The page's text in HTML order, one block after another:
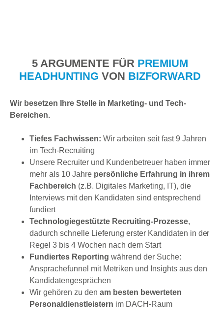
5 ARGUMENTE FÜR PREMIUM
HEADHUNTING VON BIZFORWARD
Wir besetzen Ihre Stelle in Marketing- und Tech-
Bereichen.
Tiefes Fachwissen: Wir arbeiten seit fast 9 Jahren
im Tech-Recruiting
Unsere Recruiter und Kundenbetreuer haben immer
mehr als 10 Jahre persönliche Erfahrung in ihrem
Fachbereich (z.B. Digitales Marketing, IT), die
Interviews mit den Kandidaten sind entsprechend
fundiert
Technologiegestützte Recruiting-Prozesse,
dadurch schnelle Lieferung erster Kandidaten in der
Regel 3 bis 4 Wochen nach dem Start
Fundiertes Reporting während der Suche:
Ansprachefunnel mit Metriken und Insights aus den
Kandidatengesprächen
Wir gehören zu den am besten bewerteten
Personaldienstleistern im DACH-Raum